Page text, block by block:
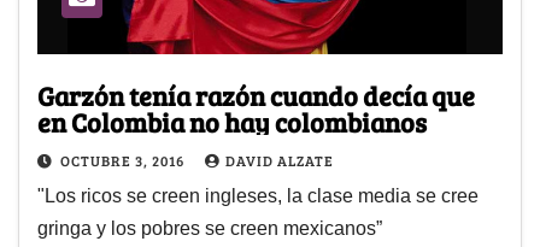
Garzón tenía razón cuando decía que
en Colombia no hay colombianos
OCTUBRE 3, 2016 DAVID ALZATE
"Los ricos se creen ingleses, la clase media se cree
gringa y los pobres se creen mexicanos”